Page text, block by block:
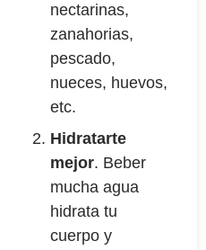
nectarinas,
zanahorias,
pescado,
nueces, huevos,
etc.
Hidratarte
mejor. Beber
mucha agua
hidrata tu
cuerpo y